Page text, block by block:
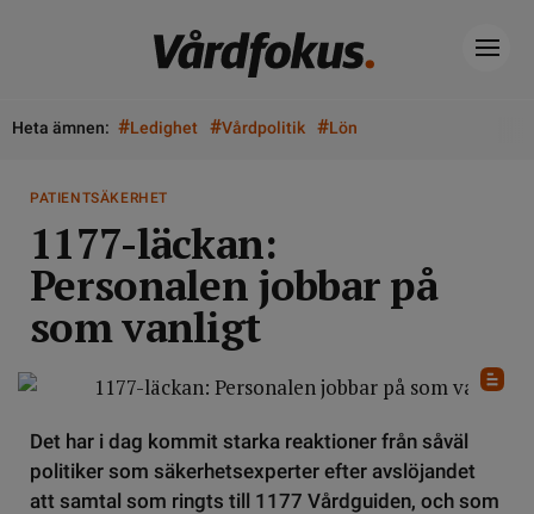
Heta ämnen: #Ledighet #Vårdpolitik #Lön
PATIENTSÄKERHET
1177-läckan:
Personalen jobbar på
som vanligt
Det har i dag kommit starka reaktioner från såväl
politiker som säkerhetsexperter efter avslöjandet
att samtal som ringts till 1177 Vårdguiden, och som